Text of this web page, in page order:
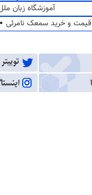
آموزشگاه زبان
قیمت و خرید سمعک نامرئی